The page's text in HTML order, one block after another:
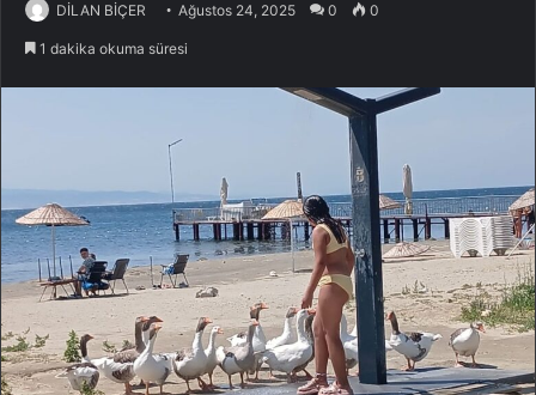
DİLAN BİÇER Ağustos 24, 2025 0 0
1 dakika okuma süresi